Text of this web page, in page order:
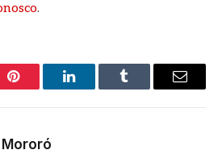
.
Pinterest LinkedInTumblr
E-